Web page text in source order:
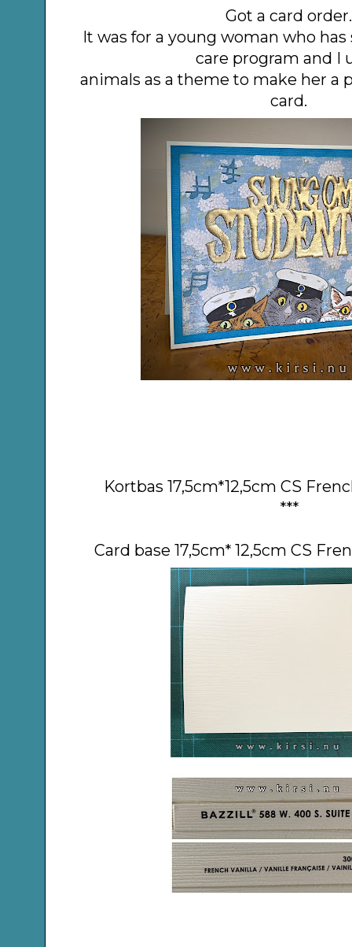
Got a card order.
It was for a young woman who
care program and I
animalsas a theme to make her a
card.
Kortbas 17,5cm*12,5cm CS
***
Card base 17,5cm* 12,5cm CS